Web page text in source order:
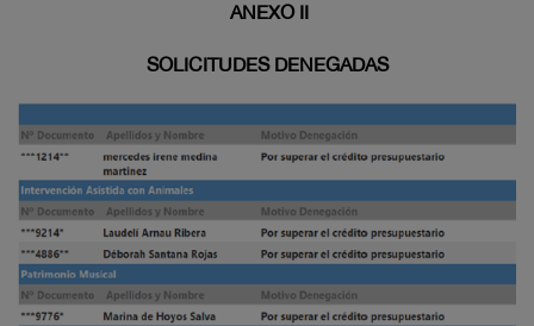
ANEXO II
SOLICITUDES DENEGADAS